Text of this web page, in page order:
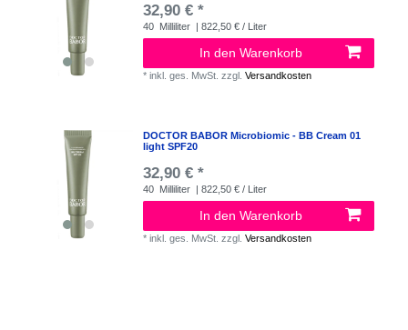
32,90 € *
40 Milliliter | 822,50 € / Liter
In den Warenkorb
*inkl. ges. MwSt. zzgl.Versandkosten
DOCTOR BABOR Microbiomic - BB Cream 01
light SPF20
32,90 € *
40 Milliliter | 822,50 € / Liter
In den Warenkorb
*inkl. ges. MwSt. zzgl.Versandkosten